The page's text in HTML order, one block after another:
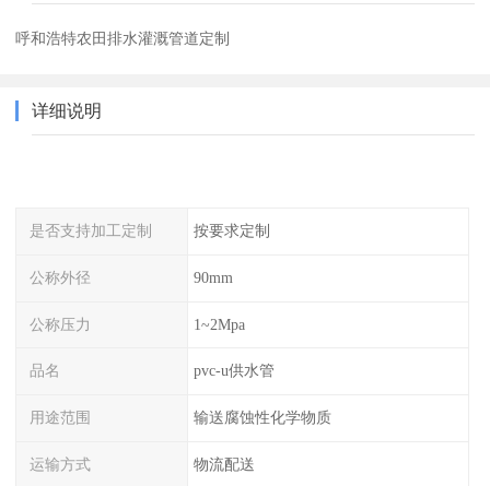
呼和浩特农田排水灌溉管道定制
详细说明
是否支持加工定制 按要求定制
公称外径 90mm
公称压力 1~2Mpa
品名 pvc-u供水管
用途范围 输送腐蚀性化学物质
运输方式 物流配送